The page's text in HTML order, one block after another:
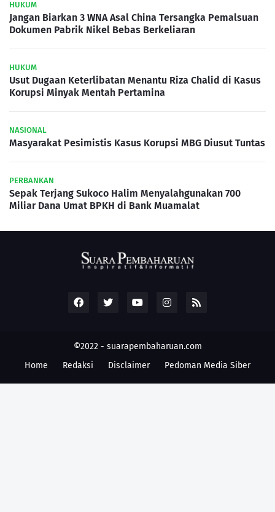
HUKUM
Jangan Biarkan 3 WNA Asal China Tersangka Pemalsuan
Dokumen Pabrik Nikel Bebas Berkeliaran
HUKUM
Usut Dugaan Keterlibatan Menantu Riza Chalid di Kasus
Korupsi Minyak Mentah Pertamina
NASIONAL
Masyarakat Pesimistis Kasus Korupsi MBG Diusut Tuntas
PERBANKAN
Sepak Terjang Sukoco Halim Menyalahgunakan 700
Miliar Dana Umat BPKH di Bank Muamalat
©2022 - suarapembaharuan.com
Home
Redaksi Disclaimer Pedoman Media Siber